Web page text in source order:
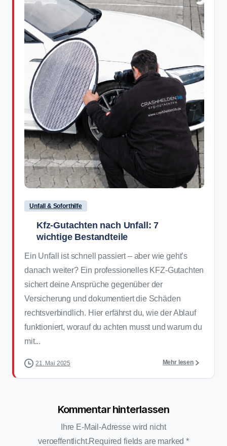
2
Unfall & Soforthilfe
Kfz-Gutachten nach Unfall: 7
wichtige Bestandteile
Ein Unfall ist schnell passiert – aber wie geht’s
danach weiter? Ein professionelles KFZ-Gutachten
sichert deine Ansprüche gegenüber der
Versicherung und dokumentiert die Schäden
rechtsverbindlich. Hier erfährst du, wie der Ablauf
funktioniert, worauf du achten musst und warum du
mit...
21. Mai 2025 Mehr lesen
Kommentar hinterlassen
Ihre E-Mail-Adresse wird nicht
veroeffentlicht.Required fields are marked *